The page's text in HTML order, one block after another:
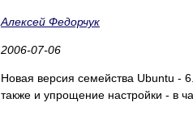
Алексей Федорчук
2006-07-06
Новая версия семейства Ubuntu -
также и упрощение настройки - в